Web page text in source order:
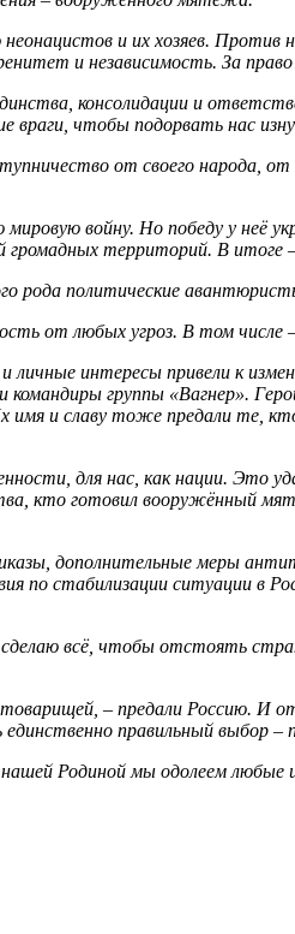
и их хозяев. Против
и независимость. За
консолидации и
враги, чтобы подорвать нас
от своего народа,
войну. Но победу у неё
территорий. В итоге
рода политические
от любых угроз. В том числе
интересы привели к
группы «Вагнер».
имя и славу тоже предали те,
для нас, как нации.
кто готовил вооружённый
дополнительные меры
по стабилизации ситуации в
всё, чтобы отстоять
– предали Россию. И
правильный выбор
Родиной мы одолеем любые